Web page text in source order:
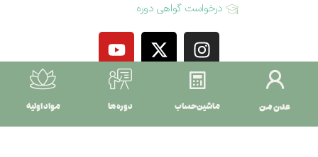
درخواست گواهی دوره
عدن من ماشین‌حساب دوره ها مواد اولیه